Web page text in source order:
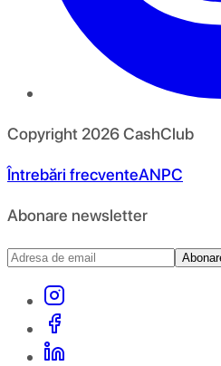
Copyright 2026CashClub
Întrebări frecventeANPC
Abonare newsletter